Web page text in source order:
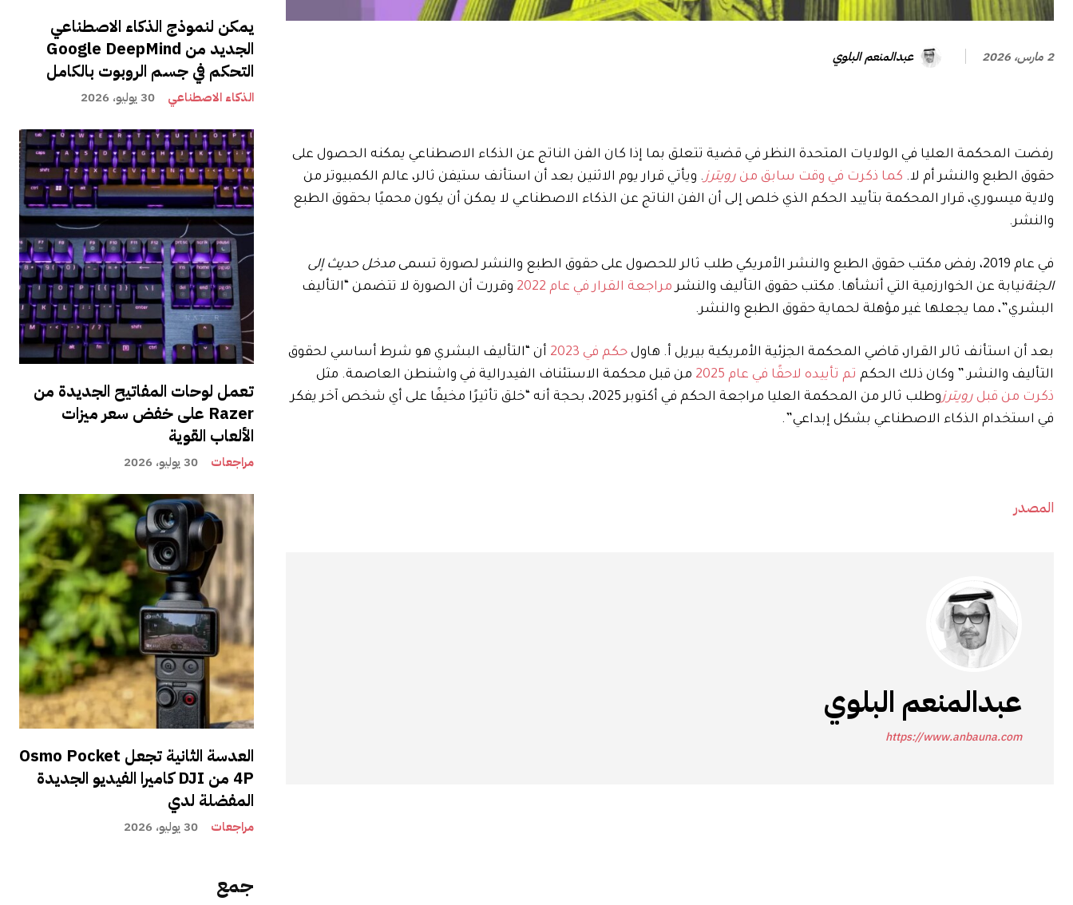
يمكن لنموذج الذكاء الاصطناعي
الجديد من Google DeepMind
التحكم في جسم الروبوت بالكامل
الذكاء الاصطناعي 30 يوليو، 2026
تعمل لوحات المفاتيح الجديدة من
Razer على خفض سعر ميزات
الألعاب القوية
مراجعات 30 يوليو، 2026
العدسة الثانية تجعل Osmo Pocket
4P من DJI كاميرا الفيديو الجديدة
المفضلة لدي
مراجعات 30 يوليو، 2026
جمع
2 مارس، 2026 عبدالمنعم البلوي
رفضت المحكمة العليا في الولايات المتحدة النظر في قضية تتعلق بما إذا كان الفن الناتج عن الذكاء الاصطناعي يمكنه الحصول على
حقوق الطبع والنشر أم لا. كما ذكرت في وقت سابق من رويترز. ويأتي قرار يوم الاثنين بعد أن استأنف ستيفن ثالر، عالم الكمبيوتر من
ولاية ميسوري، قرار المحكمة بتأييد الحكم الذي خلص إلى أن الفن الناتج عن الذكاء الاصطناعي لا يمكن أن يكون محميًا بحقوق الطبع
والنشر.
في عام 2019، رفض مكتب حقوق الطبع والنشر الأمريكي طلب ثالر للحصول على حقوق الطبع والنشر لصورة تسمى
مدخل حديث إلى
الجنةنيابة عن الخوارزمية التي أنشأها. مكتب حقوق التأليف والنشرمراجعة القرار في عام 2022
وقررت أن الصورة لا تتضمن “التأليف
البشري”، مما يجعلها غير مؤهلة لحماية حقوق الطبع والنشر.
بعد أن استأنف ثالر القرار، قاضي المحكمة الجزئية الأمريكية بيريل أ. هاول حكم في 2023
أن “التأليف البشري هو شرط أساسي لحقوق
التأليف والنشر.” وكان ذلك الحكم تم تأييده لاحقًا في عام 2025
من قبل محكمة الاستئناف الفيدرالية في واشنطن العاصمة. مثل
ذكرت من قبل رويترز
وطلب ثالر من المحكمة العليا مراجعة الحكم في أكتوبر 2025، بحجة أنه “خلق تأثيرًا مخيفًا على أي شخص آخر يفكر
في استخدام الذكاء الاصطناعي بشكل إبداعي”.
المصدر
عبدالمنعم البلوي
https://www.anbauna.com